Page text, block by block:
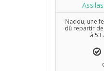
Nadou, une
dû repartir
à 53